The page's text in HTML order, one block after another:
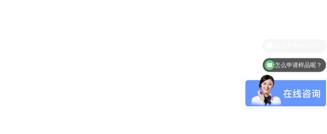
怎么申请样品呢？